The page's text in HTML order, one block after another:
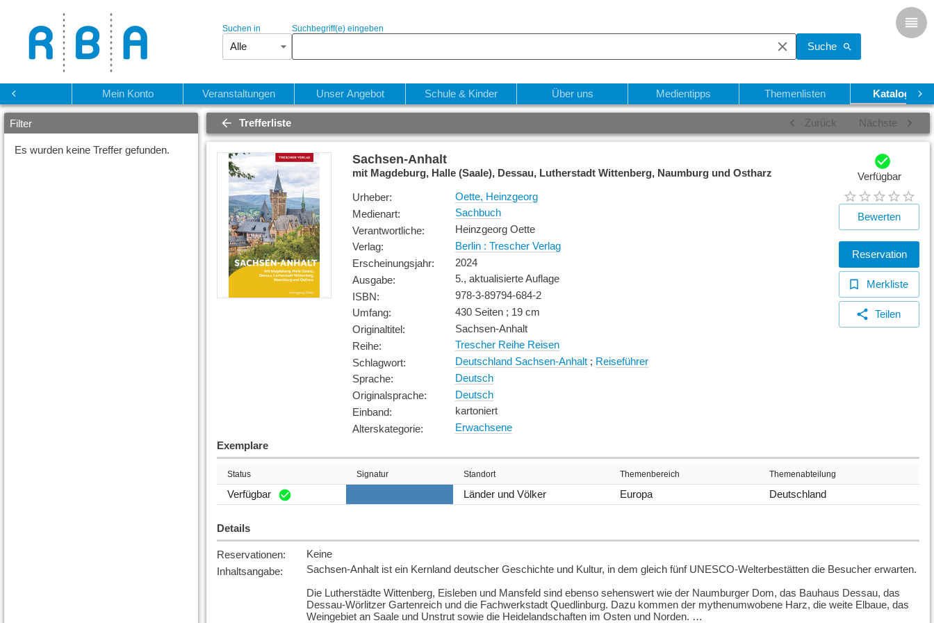
Suchen in
Alle
Suchbegriff(e) eingeben
Suche
Start Mein Konto Veranstaltungen Unser Angebot Schule & Kinder Über uns Medientipps Themenlisten
Filter
Es wurden keine Treffer gefunden.
Trefferliste Zurück Nächste
Sachsen-Anhalt
mit Magdeburg, Halle (Saale), Dessau, Lutherstadt Wittenberg, Naumburg und Ostharz
Urheber:
Oette, Heinzgeorg
Medienart:
Sachbuch
Verantwortliche:
Heinzgeorg Oette
Verlag:
Berlin : Trescher Verlag
Erscheinungsjahr:
2024
Ausgabe:
5., aktualisierte Auflage
ISBN:
978-3-89794-684-2
Umfang:
430 Seiten ; 19 cm
Originaltitel:
Sachsen-Anhalt
Reihe:
Trescher Reihe Reisen
Schlagwort: Deutschland Sachsen-Anhalt ; Reiseführer
Sprache:
Deutsch
Originalsprache:
Deutsch
Einband:
kartoniert
Alterskategorie: Erwachsene
Verfügbar
Bewerten
Reservation
Merkliste
Teilen
Exemplare
Status Signatur Standort Themenbereich Themenabteilung
Verfügbar Länder und Völker Europa Deutschland
Details
Reservationen:
Keine
Inhaltsangabe:
Sachsen-Anhalt ist ein Kernland deutscher Geschichte und Kultur, in dem gleich fünf UNESCO-Welterbestätten die Besucher erwarten.
Die Lutherstädte Wittenberg, Eisleben und Mansfeld sind ebenso sehenswert wie der Naumburger Dom, das Bauhaus Dessau, das
Dessau-Wörlitzer Gartenreich und die Fachwerkstadt Quedlinburg. Dazu kommen der mythenumwobene Harz, die weite Elbaue, das
Weingebiet an Saale und Unstrut sowie die Heidelandschaften im Osten und Norden.